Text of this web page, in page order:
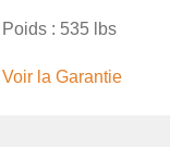
Poids : 535 lbs
Voir la Garantie